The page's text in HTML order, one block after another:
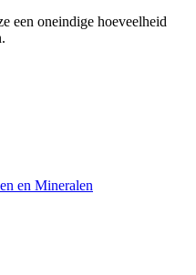
een oneindige hoeveelheid
en Mineralen